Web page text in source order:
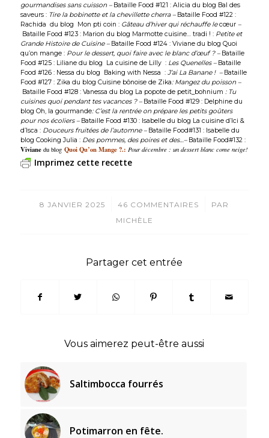
gourmandises sans cuisson – Bataille Food #121 : Alicia du blog Bal des
saveurs: Tire la bobinette et la chevillette cherra – Bataille Food #122 :
Rachida du blog
Mon pti coin : Gâteau d’hiver qui réchauffe lecœur –
Bataille Food #123 : Marion du blog Marmotte cuisine… tradi ! : Petite et
Grande Histoire de Cuisine – Bataille Food #124 : Viviane du blog Quoi
qu’on mange: Pour le dessert, quoi faire avec le blanc d’œuf ? – Bataille
Food #125 : Liliane du blog
La cuisine de Lilly: Les Quenelles – Bataille
Food #126 : Nessa du blog
Baking with Nessa : J’ai La Banane ! – Bataille
Food #127 : Zika du blog Cuisine bônoise de Zika: Mangez du poisson –
Bataille Food #128 : Vanessa du blog La popote de petit_bohnium : Tu
cuisines quoi pendant tes vacances ? – Bataille Food #129 : Delphine du
blog Oh, la gourmande: C’est la rentrée on prépare les petits goûters
pour nos écoliers – Bataille Food #130 : Isabelle du blog La cuisine d’Ici &
d’Isca : Douceurs fruitées de l’automne – Bataille Food#131 : Isabelle du
blog Cooking Julia : Des pommes, des poires et des…– Bataille Food#132 :
Vivianedu blog Quoi Qu’on Mange ?.: Pour décembre : un dessert blanc come neige!
Imprimez cette recette
8 JANVIER 2025
/ 46 COMMENTAIRES
/
PAR
MICHÈLE
Partager cet entrée
Vous aimerez peut-être aussi
Saltimbocca fourrés
Potimarron en fête.